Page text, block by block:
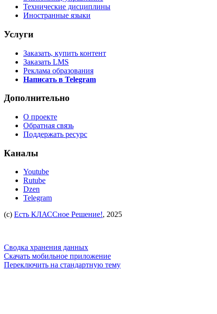
Технические дисциплины
Иностранные языки
Услуги
Заказать, купить контент
Заказать LMS
Реклама образования
Написать в Telegram
Дополнительно
О проекте
Обратная связь
Поддержать ресурс
Каналы
Youtube
Rutube
Dzen
Telegram
(c) Есть КЛАССное Решение!, 2025
Сводка хранения данных
Скачать мобильное приложение
Переключить на стандартную тему